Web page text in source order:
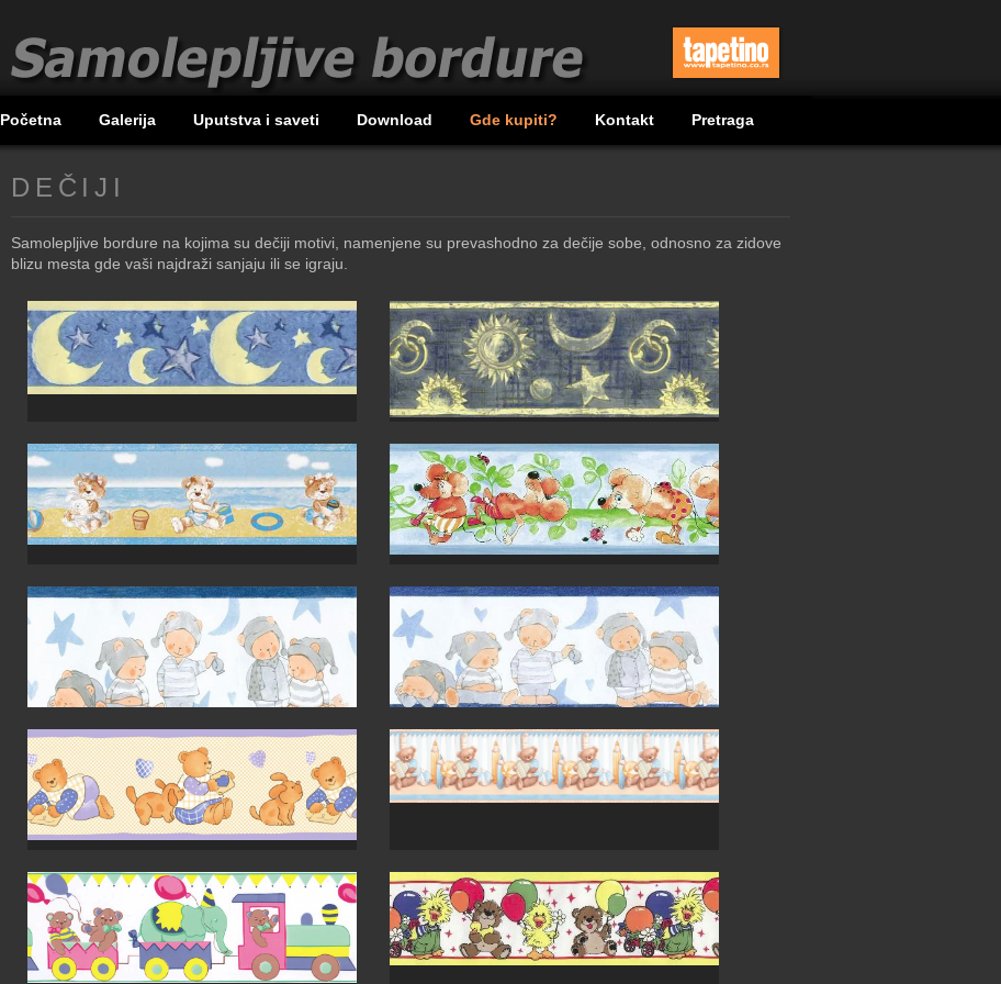
Početna Galerija Uputstva i saveti Download Gde kupiti? Kontakt Pretraga
DEČIJI
Samolepljive bordure na kojima su dečiji motivi, namenjene su prevashodno za dečije sobe, odnosno za zidove
blizu mesta gde vaši najdraži sanjaju ili se igraju.